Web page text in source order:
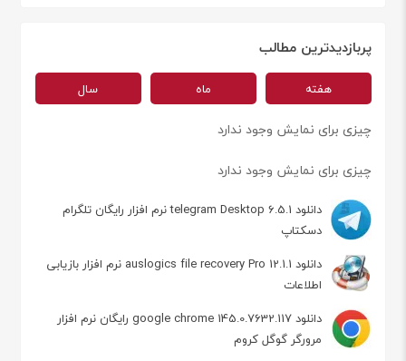
پربازدیدترین مطالب
هفته ماه سال
چیزی برای نمایش وجود ندارد
چیزی برای نمایش وجود ندارد
دانلود telegram Desktop 6.5.1 نرم افزار رایگان تلگرام
دسکتاپ
دانلود auslogics file recovery Pro 12.1.1 نرم افزار بازیابی
اطلاعات
دانلود google chrome 145.0.7632.117 رایگان نرم افزار
مرورگر گوگل کروم